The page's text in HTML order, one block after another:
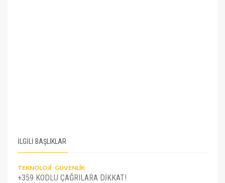
İLGİLİ BAŞLIKLAR
TEKNOLOJI GÜVENLIK
+359 KODLU ÇAĞRILARA DIKKAT!